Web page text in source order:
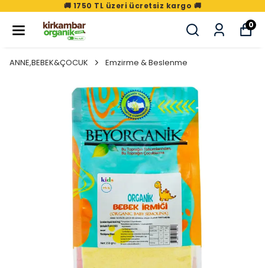
🚚 1750 TL üzeri ücretsiz kargo 🚚
0
ANNE,BEBEK&ÇOCUK Emzirme & Beslenme